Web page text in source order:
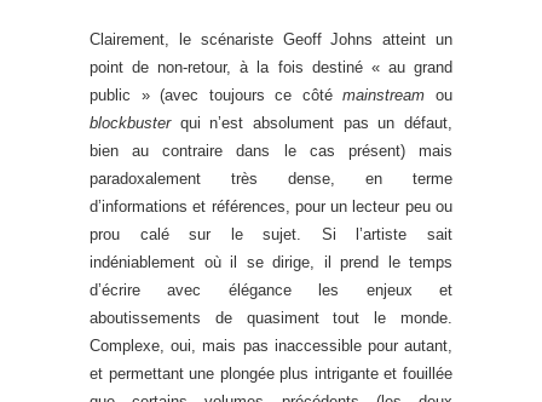
Clairement, le scénariste Geoff Johns atteint un
point de non-retour, à la fois destiné « au grand
public » (avec toujours ce côtémainstream ou
blockbusterqui n’est absolument pas un défaut,
bien au contraire dans le cas présent) mais
paradoxalement très dense, en terme
d’informations et références, pour un lecteur peu ou
prou calé sur le sujet. Si l’artiste sait
indéniablement où il se dirige, il prend le temps
d’écrire avec élégance les enjeux et
aboutissements de quasiment tout le monde.
Complexe, oui, mais pas inaccessible pour autant,
et permettant une plongée plus intrigante et fouillée